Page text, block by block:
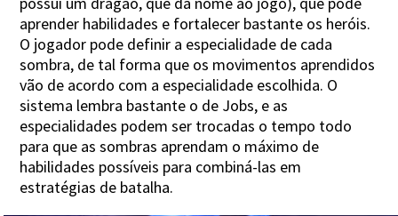
aprender habilidades e fortalecer bastante os heróis.
O jogador pode definir a especialidade de cada
sombra, de tal forma que os movimentos aprendidos
vão de acordo com a especialidade escolhida. O
sistema lembra bastante o de Jobs, e as
especialidades podem ser trocadas o tempo todo
para que as sombras aprendam o máximo de
habilidades possíveis para combiná-las em
estratégias de batalha.